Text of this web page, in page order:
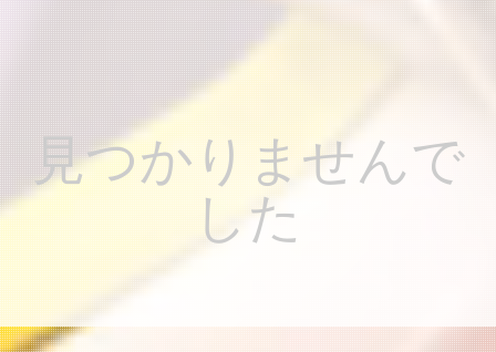
見つかりませんで
した